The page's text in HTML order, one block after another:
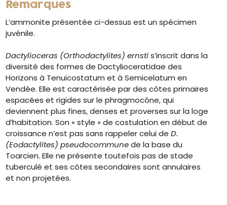
Remarques
L’ammonite présentée ci-dessus est un spécimen
juvénile.
Dactylioceras (Orthodactylites) ernstis’inscrit dans la
diversité des formes de Dactylioceratidae des
Horizons à Tenuicostatum et à Semicelatum en
Vendée. Elle est caractérisée par des côtes primaires
espacées et rigides sur le phragmocône, qui
deviennent plus fines, denses et proverses sur la loge
d’habitation. Son « style » de costulation en début de
croissance n’est pas sans rappeler celui deD.
(Eodactylites) pseudocommunede la base du
Toarcien. Elle ne présente toutefois pas de stade
tuberculé et ses côtes secondaires sont annulaires
et non projetées.